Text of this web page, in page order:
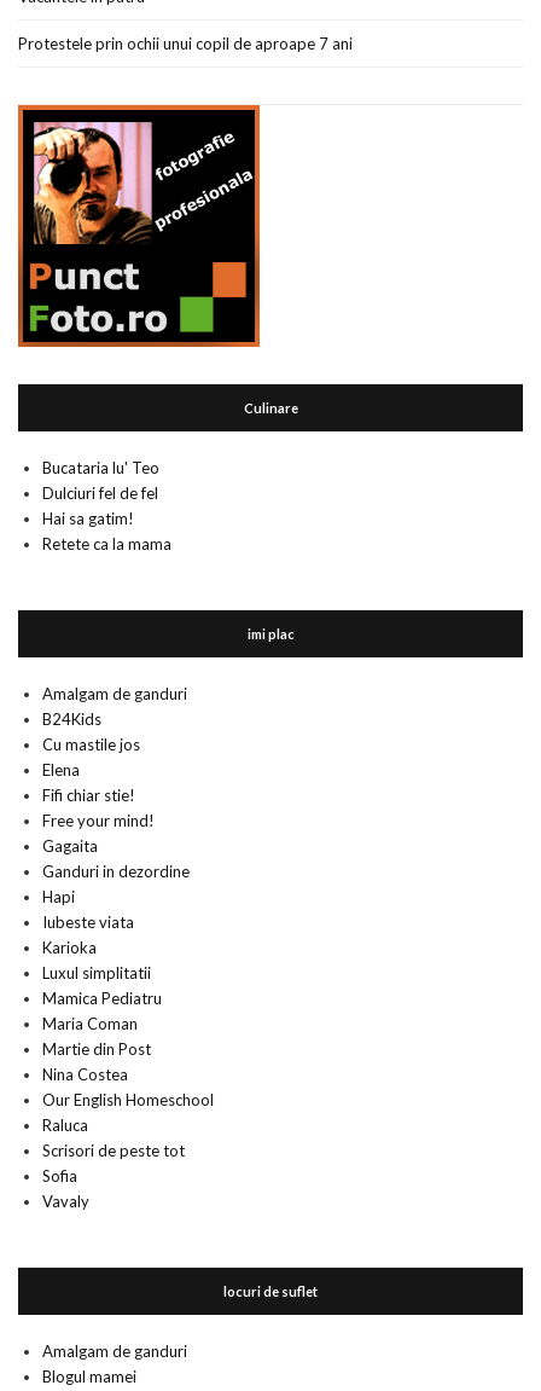
Protestele prin ochii unui copil de aproape 7 ani
Culinare
Bucataria lu' Teo
Dulciuri fel de fel
Hai sa gatim!
Retete ca la mama
imi plac
Amalgam de ganduri
B24Kids
Cu mastile jos
Elena
Fifi chiar stie!
Free your mind!
Gagaita
Ganduri in dezordine
Hapi
Iubeste viata
Karioka
Luxul simplitatii
Mamica Pediatru
Maria Coman
Martie din Post
Nina Costea
Our English Homeschool
Raluca
Scrisori de peste tot
Sofia
Vavaly
locuri de suflet
Amalgam de ganduri
Blogul mamei